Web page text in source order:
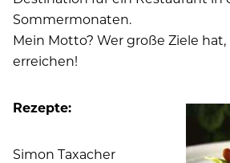
Sommermonaten.
Mein Motto? Wer große Ziele
erreichen!
Rezepte:
Simon Taxacher